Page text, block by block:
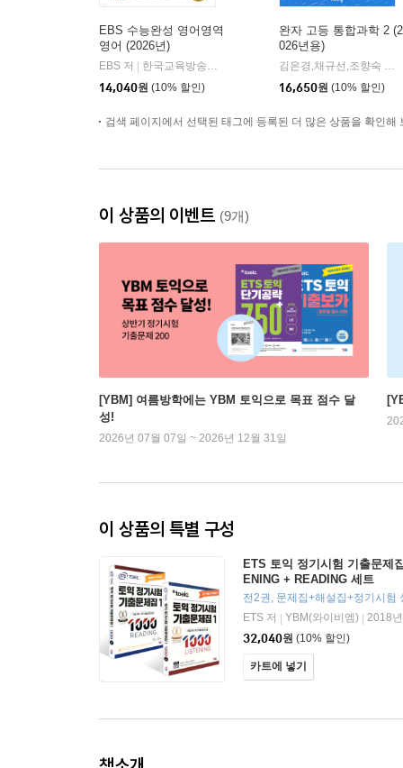
EBS 수능완성 영어영역
영어 (2026년)
EBS 저
한국교육방송공사
14,040원 (10% 할인)
완자 고등 통합과학 2 (2
026년용)
김은경,채규선,조향숙 등저
16,650원 (10% 할인)
검색 페이지에서 선택된 태그에 등록된 더 많은 상품을 확인해
이 상품의 이벤트 (9개)
[YBM] 여름방학에는 YBM 토익으로 목표 점수 달
성!
2026년 07월 07일 ~ 2026년 12월 31일
이 상품의 특별 구성
ETS 토익 정기시험 기출문제
ENING + READING 세트
ETS 저 YBM(와이비엠)
2018
32,040원 (10% 할인)
카트에 넣기